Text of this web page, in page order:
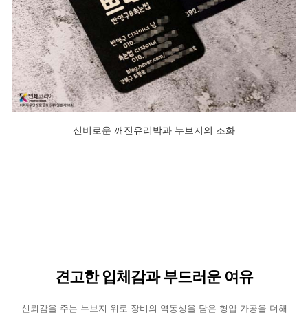
신비로운 깨진유리박과 누브지의 조화
견고한 입체감과 부드러운 여유
신뢰감을 주는 누브지 위로 장비의 역동성을 담은 형압 가공을 더해